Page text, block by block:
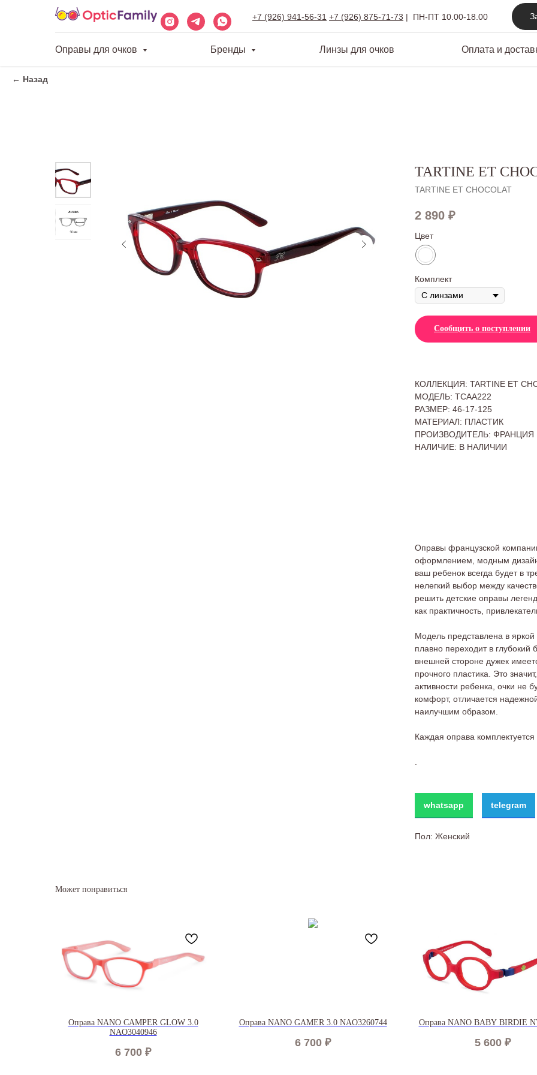
+7 (926) 941-56-31 +7 (926) 875-71-73 | ПН-ПТ 10.00-18.00
Оправы для очков Бренды Линзы для очков Оплата и
← Назад
TARTINE ET
TARTINE ET CHOCOLAT
2 890 ₽
Цвет
Комплект
Сообщить о поступлении
КОЛЛЕКЦИЯ: TARTINE ET
МОДЕЛЬ: TCAA222
РАЗМЕР: 46-17-125
МАТЕРИАЛ: ПЛАСТИК
ПРОИЗВОДИТЕЛЬ: ФРАНЦИЯ
НАЛИЧИЕ: В НАЛИЧИИ
Оправы французской
оформлением, модным
ваш ребенок всегда будет в
нелегкий выбор между
решить детские оправы
как практичность,
Модель представлена в
плавно переходит в
внешней стороне дужек
прочного пластика. Это
активности ребенка, очки не
комфорт, отличается
наилучшим образом.
Каждая оправа
.
whatsapp telegram
Пол: Женский
Может понравиться
Оправа NANO CAMPER GLOW 3.0
NAO3040946
6 700 ₽
Оправа NANO GAMER 3.0 NAO3260744
6 700 ₽
Оправа NANO BABY BIRDIE
5 600 ₽